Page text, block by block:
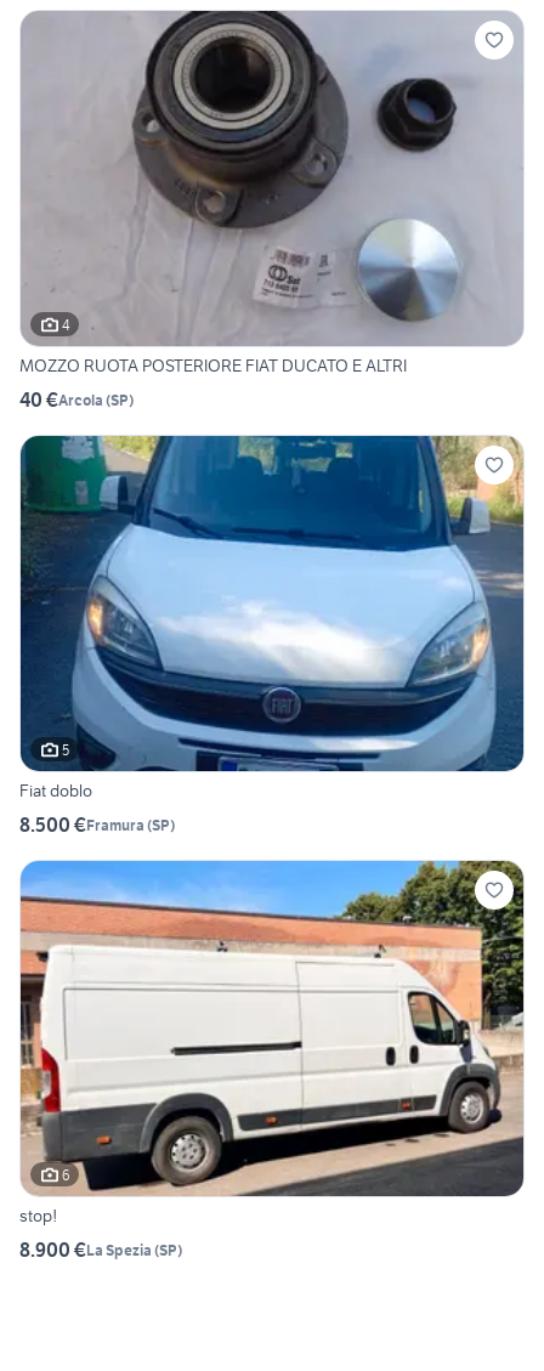
4
MOZZO RUOTA POSTERIORE FIAT DUCATO E ALTRI
40 €Arcola (SP)
5
Fiat doblo
8.500 €Framura (SP)
6
stop!
8.900 €La Spezia (SP)